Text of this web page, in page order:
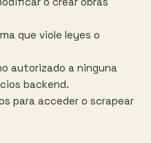
que viole leyes o
autorizado a ninguna
backend.
para acceder o scrapear